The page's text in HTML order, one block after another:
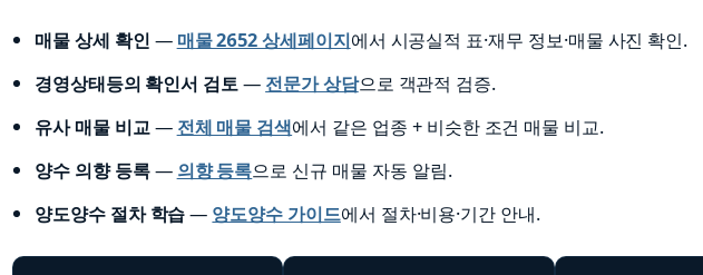
매물 상세 확인 — 매물 2652 상세페이지에서 시공실적 표·재무 정보·매물 사진 확인.
경영상태등의 확인서 검토— 전문가 상담으로 객관적 검증.
유사 매물 비교— 전체 매물 검색에서 같은 업종 + 비슷한 조건 매물 비교.
양수 의향 등록— 의향 등록으로 신규 매물 자동 알림.
양도양수 절차 학습— 양도양수 가이드에서 절차·비용·기간 안내.